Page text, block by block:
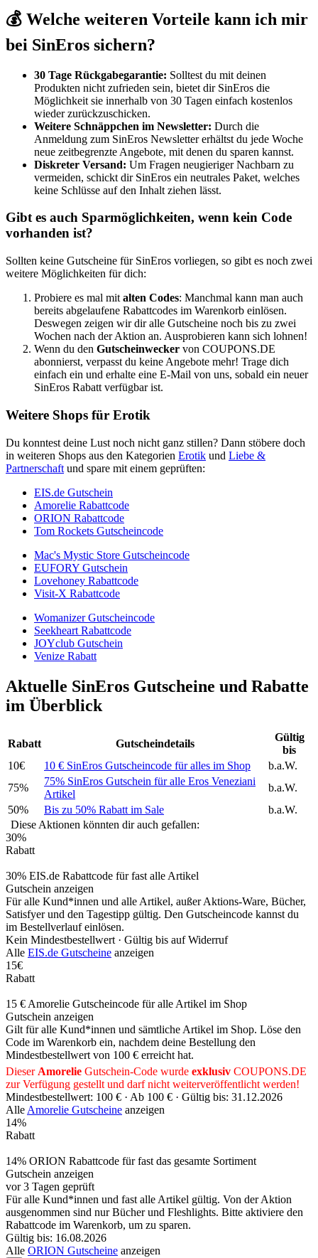
💰 Welche weiteren Vorteile kann ich mir
bei SinEros sichern?
30 Tage Rückgabegarantie: Solltest du mit deinen
Produkten nicht zufrieden sein, bietet dir SinEros die
Möglichkeit sie innerhalb von 30 Tagen einfach kostenlos
wieder zurückzuschicken.
Weitere Schnäppchen im Newsletter: Durch die
Anmeldung zum SinEros Newsletter erhältst du jede Woche
neue zeitbegrenzte Angebote, mit denen du sparen kannst.
Diskreter Versand: Um Fragen neugieriger Nachbarn zu
vermeiden, schickt dir SinEros ein neutrales Paket, welches
keine Schlüsse auf den Inhalt ziehen lässt.
Gibt es auch Sparmöglichkeiten, wenn kein Code
vorhanden ist?
Sollten keine Gutscheine für SinEros vorliegen, so gibt es noch zwei
weitere Möglichkeiten für dich:
Probiere es mal mit alten Codes: Manchmal kann man auch
bereits abgelaufene Rabattcodes im Warenkorb einlösen.
Deswegen zeigen wir dir alle Gutscheine noch bis zu zwei
Wochen nach der Aktion an. Ausprobieren kann sich lohnen!
Wenn du den Gutscheinwecker von COUPONS.DE
abonnierst, verpasst du keine Angebote mehr! Trage dich
einfach ein und erhalte eine E-Mail von uns, sobald ein neuer
SinEros Rabatt verfügbar ist.
Weitere Shops für Erotik
Du konntest deine Lust noch nicht ganz stillen? Dann stöbere doch
in weiteren Shops aus den Kategorien Erotik und Liebe &
Partnerschaft und spare mit einem geprüften:
EIS.de Gutschein
Amorelie Rabattcode
ORION Rabattcode
Tom Rockets Gutscheincode
Mac's Mystic Store Gutscheincode
EUFORY Gutschein
Lovehoney Rabattcode
Visit-X Rabattcode
Womanizer Gutscheincode
Seekheart Rabattcode
JOYclub Gutschein
Venize Rabatt
Aktuelle SinEros Gutscheine und Rabatte
im Überblick
Rabatt Gutscheindetails
Gültig
bis
10€
10 € SinEros Gutscheincode für alles im Shop
b.a.W.
75%
75% SinEros Gutschein für alle Eros Veneziani
Artikel
b.a.W.
50%
Bis zu 50% Rabatt im Sale
b.a.W.
Diese Aktionen könnten dir auch gefallen:
30%
Rabatt
30% EIS.de Rabattcode für fast alle Artikel
Gutschein anzeigen
Für alle Kund*innen und alle Artikel, außer Aktions-Ware, Bücher,
Satisfyer und den Tagestipp gültig. Den Gutscheincode kannst du
im Bestellverlauf einlösen.
Kein Mindestbestellwert · Gültig bis auf Widerruf
Alle EIS.de Gutscheine anzeigen
15€
Rabatt
15 € Amorelie Gutscheincode für alle Artikel im Shop
Gutschein anzeigen
Gilt für alle Kund*innen und sämtliche Artikel im Shop. Löse den
Code im Warenkorb ein, nachdem deine Bestellung den
Mindestbestellwert von 100 € erreicht hat.
DieserAmorelie Gutschein-Code wurde exklusiv COUPONS.DE
zur Verfügung gestellt und darf nicht weiterveröffentlicht werden!
Mindestbestellwert: 100 € · Ab 100 € · Gültig bis: 31.12.2026
AlleAmorelie Gutscheine anzeigen
14%
Rabatt
14% ORION Rabattcode für fast das gesamte Sortiment
Gutschein anzeigen
vor 3 Tagen geprüft
Für alle Kund*innen und fast alle Artikel gültig. Von der Aktion
ausgenommen sind nur Bücher und Fleshlights. Bitte aktiviere den
Rabattcode im Warenkorb, um zu sparen.
Gültig bis: 16.08.2026
Alle ORION Gutscheine anzeigen